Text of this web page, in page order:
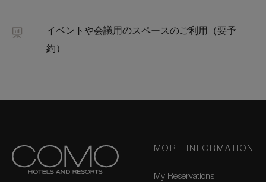
イベントや会議用のスペースのご利用（要予
約）
MORE INFORMATION
My Reservations